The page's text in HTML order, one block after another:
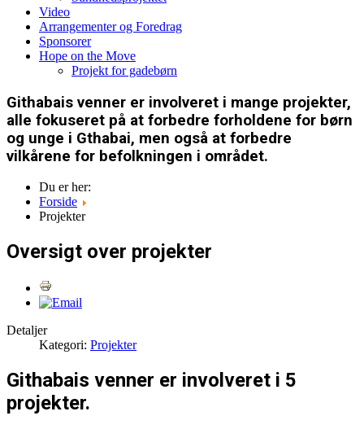
Video
Arrangementer og Foredrag
Sponsorer
Hope on the Move
Projekt for gadebørn
Githabais venner er involveret i mange projekter,
alle fokuseret på at forbedre forholdene for børn
og unge i Gthabai, men også at forbedre
vilkårene for befolkningen i området.
Du er her:
Forside
Projekter
Oversigt over projekter
Detaljer
Kategori: Projekter
Githabais venner er involveret i 5
projekter.